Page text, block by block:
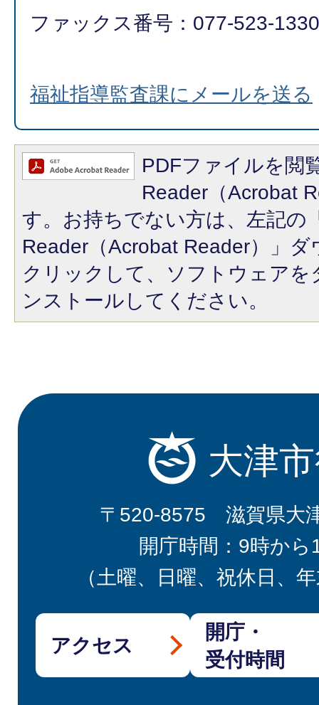
ファックス番号：077-523-1330
福祉指導監査課にメールを送る
PDFファイルを閲
Reader（Acrobat
す。お持ちでない方は、左記の
Reader（Acrobat Reader）」
クリックして、ソフトウェア
ンストールしてください。
大津
〒520-8575 滋賀県大
開庁時間：9時から
（土曜、日曜、祝休日、
アクセス
開庁・
受付時間